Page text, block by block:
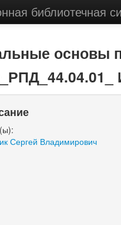
библиотечная
основы
Сергей Владимирович